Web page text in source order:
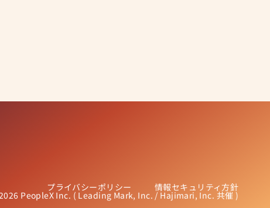
プライバシーポリシー 情報セキュリティ方針
PeopleX Inc. ( Leading Mark, Inc. / Hajimari, Inc. 共催 )